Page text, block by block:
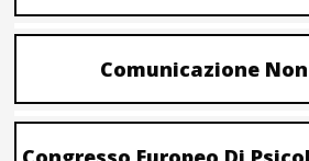
Comunicazione